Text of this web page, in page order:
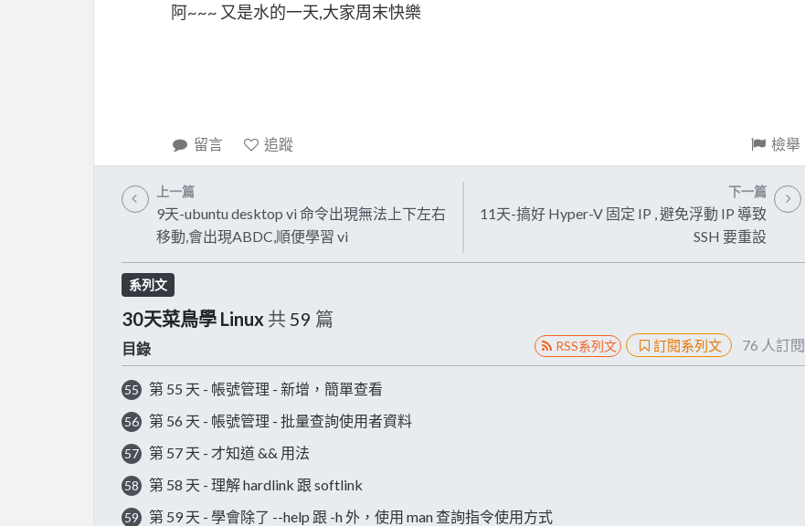
阿~~~ 又是水的一天,大家周末快樂
留言 追蹤 檢舉
上一篇
9天-ubuntu desktop vi 命令出現無法上下左右
移動,會出現ABDC,順便學習 vi
下一篇
11天-搞好 Hyper-V 固定 IP , 避免浮動 IP 導致
SSH 要重設
系列文
30天菜鳥學 Linux 共 59 篇
目錄 RSS系列文 訂閱系列文 76 人訂閱
55 第 55 天 - 帳號管理 - 新增，簡單查看
56 第 56 天 - 帳號管理 - 批量查詢使用者資料
57 第 57 天 - 才知道 && 用法
58 第 58 天 - 理解 hardlink 跟 softlink
59 第 59 天 - 學會除了 --help 跟 -h 外，使用 man 查詢指令使用方式